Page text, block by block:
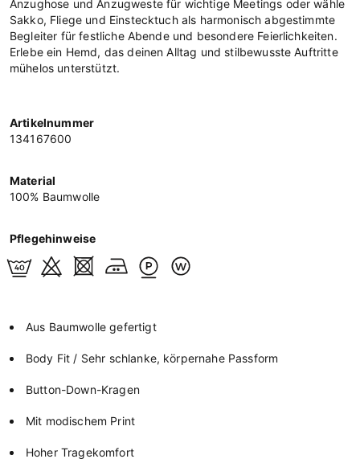
Anzughose und Anzugweste für wichtige Meetings oder wähle
Sakko, Fliege und Einstecktuch als harmonisch abgestimmte
Begleiter für festliche Abende und besondere Feierlichkeiten.
Erlebe ein Hemd, das deinen Alltag und stilbewusste Auftritte
mühelos unterstützt.
Artikelnummer
134167600
Material
100% Baumwolle
Pflegehinweise
Aus Baumwolle gefertigt
Body Fit / Sehr schlanke, körpernahe Passform
Button-Down-Kragen
Mit modischem Print
Hoher Tragekomfort